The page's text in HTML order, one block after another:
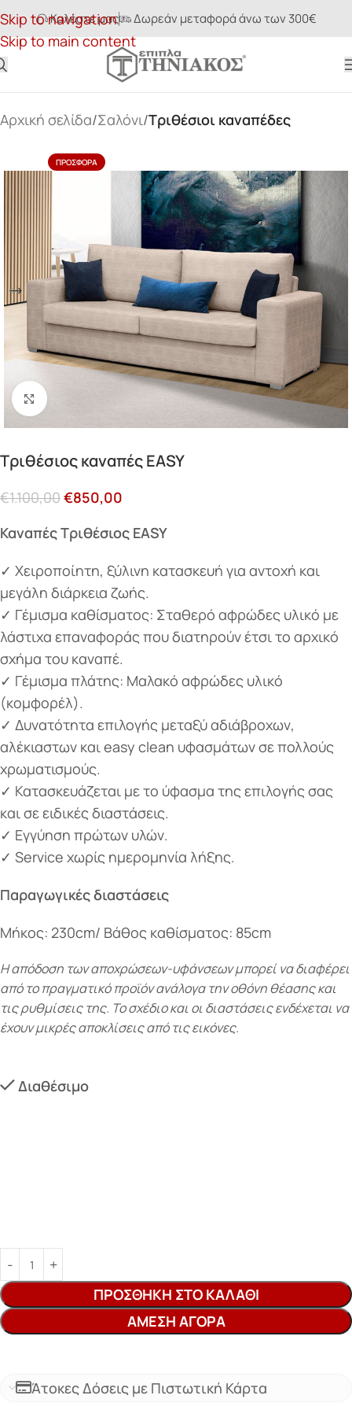
Skip to navigation
Skip to main content
Καλέστε μας Δωρεάν μεταφορά άνω των 300€
Αρχική σελίδα Σαλόνι Τριθέσιοι καναπέδες
ΠΡΟΣΦΟΡΆ
Κάντε κλικ για μεγέθυνση
Τριθέσιος καναπές EASY
€1.100,00€850,00
Καναπές Τριθέσιος EASY
✓ Χειροποίητη, ξύλινη κατασκευή για αντοχή και
μεγάλη διάρκεια ζωής.
✓ Γέμισμα καθίσματος: Σταθερό αφρώδες υλικό με
λάστιχα επαναφοράς που διατηρούν έτσι το αρχικό
σχήμα του καναπέ.
✓ Γέμισμα πλάτης: Μαλακό αφρώδες υλικό
(κομφορέλ).
✓ Δυνατότητα επιλογής μεταξύ αδιάβροχων,
αλέκιαστων και easy clean υφασμάτων σε πολλούς
χρωματισμούς.
✓ Κατασκευάζεται με το ύφασμα της επιλογής σας
και σε ειδικές διαστάσεις.
✓ Εγγύηση πρώτων υλών.
✓ Service χωρίς ημερομηνία λήξης.
Παραγωγικές διαστάσεις
Μήκος: 230cm/ Bάθος καθίσματος: 85cm
Η απόδοση των αποχρώσεων-υφάνσεων μπορεί να διαφέρει
από το πραγματικό προϊόν ανάλογα την οθόνη θέασης και
τις ρυθμίσεις της. Το σχέδιο και οι διαστάσεις ενδέχεται να
έχουν μικρές αποκλίσεις από τις εικόνες.
Διαθέσιμο
ΠΡΟΣΘΉΚΗ ΣΤΟ ΚΑΛΆΘΙ
ΆΜΕΣΗ ΑΓΟΡΆ
Άτοκες Δόσεις με Πιστωτική Κάρτα